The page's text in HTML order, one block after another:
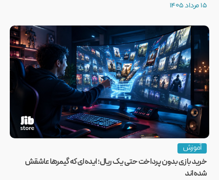
15 مرداد 1405
آموزش
خرید بازی بدون پرداخت حتی یک ریال؛ ایده‌ای که گیمرها عاشقش
شده‌اند